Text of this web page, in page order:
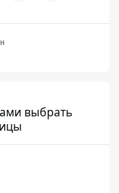
выбрать